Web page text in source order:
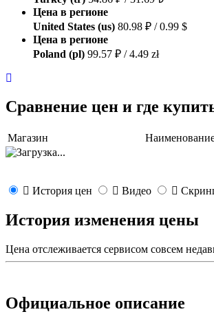
Цена в регионе
United States (us) 80.98 ₽ / 0.99 $
Цена в регионе
Poland (pl) 99.57 ₽ / 4.49 zł
Сравнение цен и где
Магазин
История цен Видео
История изменения цены
Цена отслеживается сервисом совсем
Официальное описание